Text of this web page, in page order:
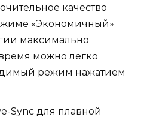
качество
«Экономичный»
максимально
можно легко
режим нажатием
Sync для плавной